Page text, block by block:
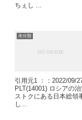
ちぇし ...
未分類
引用元1 ：：2022/09/
PLT(14001) ロシアの
ストクにある日本総領
し...